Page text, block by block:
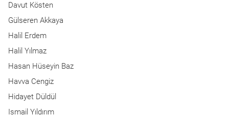
Davut Kösten
Gülseren Akkaya
Halil Erdem
Halil Yılmaz
Hasan Hüseyin Baz
Havva Cengiz
Hidayet Düldül
Ismail Yıldırım